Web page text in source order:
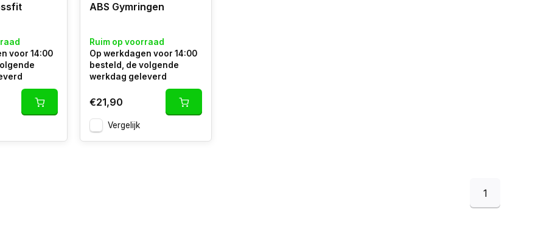
voor 14:00
ABS Gymringen
Ruim op voorraad
Op werkdagen voor 14:00
besteld, de volgende
werkdag geleverd
€21,90
Vergelijk
1